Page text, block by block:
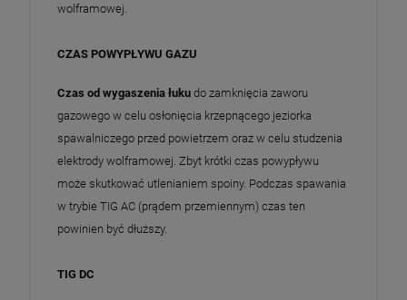
wolframowej.
CZAS POWYPŁYWU GAZU
Czas od wygaszenia łuku do zamknięcia zaworu
gazowego w celu osłonięcia krzepnącego jeziorka
spawalniczego przed powietrzem oraz w celu studzenia
elektrody wolframowej. Zbyt krótki czas powypływu
może skutkować utlenianiem spoiny. Podczas spawania
w trybie TIG AC (prądem przemiennym) czas ten
powinien być dłuższy.
TIG DC